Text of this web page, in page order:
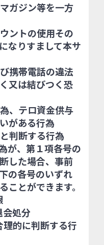
ガジン等を一方
ントの使用その
なりすまして本サ
携帯電話の違法
又は結びつく恐
、テロ資金供与
がある行為
判断する行為
が、第１項各号の
した場合、事前
の各号のいずれ
ことができます。
会処分
的に判断する行